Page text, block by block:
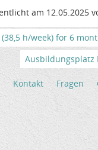
am 12.05.2025
h/week) for 6
Ausbildungsplatz
Kontakt Fragen